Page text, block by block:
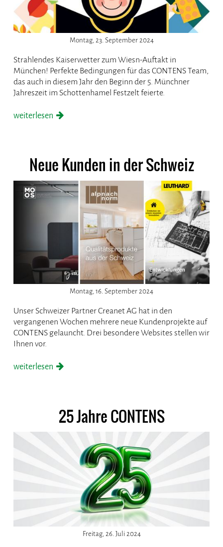
Montag, 23. September 2024
Strahlendes Kaiserwetter zum Wiesn-Auftakt in
München! Perfekte Bedingungen für das CONTENS Team,
das auch in diesem Jahr den Beginn der 5. Münchner
Jahreszeit im Schottenhamel Festzelt feierte.
weiterlesen
Neue Kunden in der Schweiz
Montag, 16. September 2024
Unser Schweizer Partner Creanet AG hat in den
vergangenen Wochen mehrere neue Kundenprojekte auf
CONTENS gelauncht. Drei besondere Websites stellen wir
Ihnen vor.
weiterlesen
25 Jahre CONTENS
Freitag, 26. Juli 2024